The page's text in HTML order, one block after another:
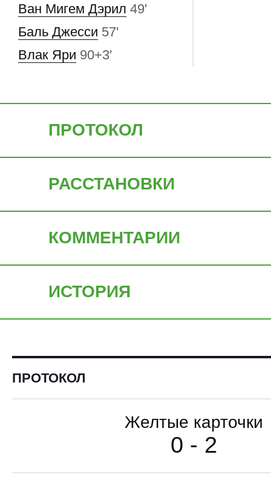
Ван Мигем Дэрил 49'
Баль Джесси 57'
Влак Яри 90+3'
ПРОТОКОЛ
РАССТАНОВКИ
КОММЕНТАРИИ
ИСТОРИЯ
ПРОТОКОЛ
Желтые карточки
0 - 2